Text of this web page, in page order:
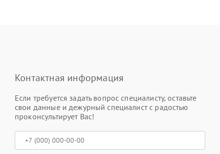
Контактная информация
Если требуется задать вопрос специалисту, оставьте
свои данные и дежурный специалист с радостью
проконсультирует Вас!